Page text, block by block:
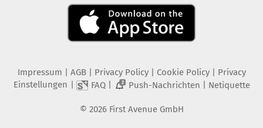
Impressum AGB Privacy Policy| Cookie Policy| Privacy
Einstellungen
FAQ| 2 Push-Nachrichten Netiquette
© 2026 First Avenue GmbH